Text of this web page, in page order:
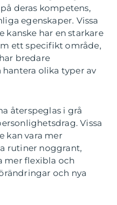
deras kompetens,
egenskaper. Vissa
kanske har en starkare
ett specifikt område,
bredare
olika typer av
återspeglas i grå
Vissa
kan vara mer
rutiner noggrant,
mer flexibla och
och nya